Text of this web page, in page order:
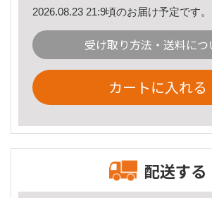
2026.08.23 21:9頃のお届け予定です。
受け取り方法・送料につ
カートに入れる
配送する